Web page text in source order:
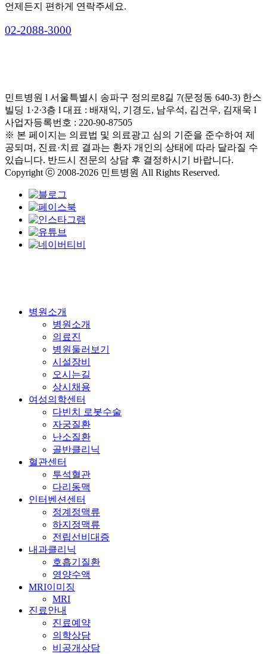
언제든지 편하게 연락주세요.
02-2088-3000
민트병원 l 서울특별시 송파구 정의로8길 7(문정동 640-3) 한스
빌딩 1·2·3층 l 대표 : 배재익, 기경도, 남우석, 김건우, 김재욱 l
사업자등록번호 : 220-90-87505
※ 본 페이지는 의료법 및 의료광고 심의 기준을 준수하여 제
공되며, 진료·치료 결과는 환자 개인의 상태에 따라 달라질 수
있습니다. 반드시 전문의 상담 후 결정하시기 바랍니다.
Copyright ⓒ 2008-2026 민트병원 All Rights Reserved.
Close
병원소개
병원소개
의료진
병원둘러보기
시설장비
오시는길
상시채용
여성의학센터
다빈치 로봇수술
자궁질환
난소질환
골반클리닉
혈관센터
투석혈관
다리동맥
인터벤션센터
정계정맥류
하지정맥류
전립선비대증
내과클리닉
호흡기질환
영양수액
MRI이미징
MRI
진료안내
진료예약
의학상담
비공개상담